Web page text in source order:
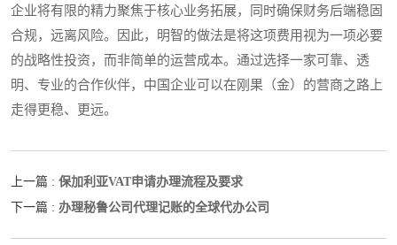
企业将有限的精力聚焦于核心业务拓展，同时确保财务后端稳固
合规，远离风险。因此，明智的做法是将这项费用视为一项必要
的战略性投资，而非简单的运营成本。通过选择一家可靠、透
明、专业的合作伙伴，中国企业可以在刚果（金）的营商之路上
走得更稳、更远。
上一篇 : 保加利亚VAT申请办理流程及要求
下一篇 : 办理秘鲁公司代理记账的全球代办公司